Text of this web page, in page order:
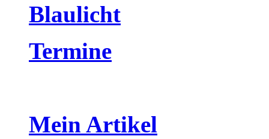
Blaulicht
Termine
Mein Artikel